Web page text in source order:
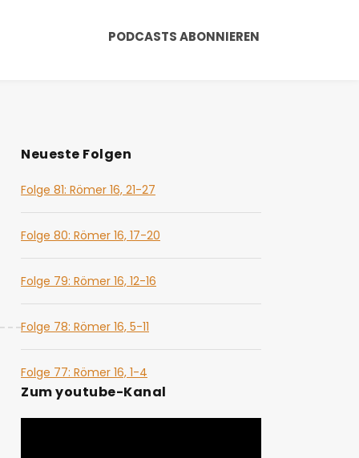
PODCASTS ABONNIEREN
Neueste Folgen
Folge 81: Römer 16, 21-27
Folge 80: Römer 16, 17-20
Folge 79: Römer 16, 12-16
Folge 78: Römer 16, 5-11
Folge 77: Römer 16, 1-4
Zum youtube-Kanal